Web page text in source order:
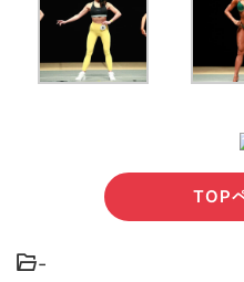
TOP
-